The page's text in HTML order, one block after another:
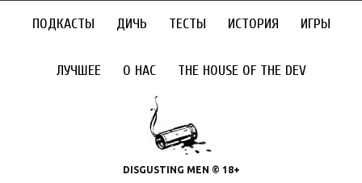
ПОДКАСТЫ ДИЧЬ ТЕСТЫ ИСТОРИЯ ИГРЫ
ЛУЧШЕЕ О НАС THE HOUSE OF THE DEV
DISGUSTING MEN © 18+